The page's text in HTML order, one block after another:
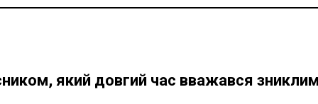
який довгий час вважався